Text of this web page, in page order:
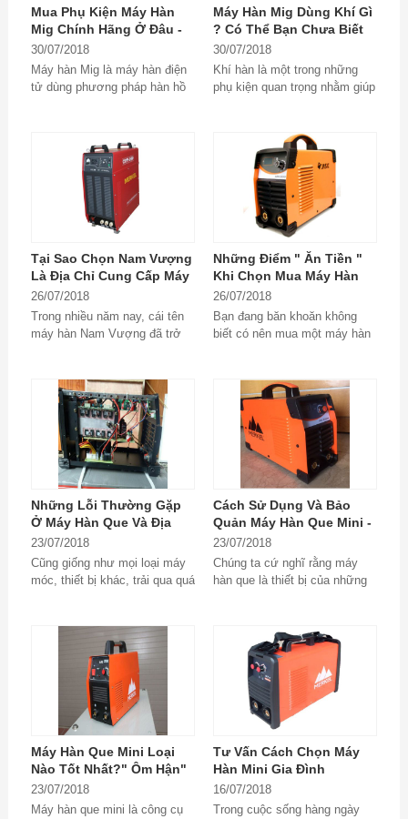
Mua Phụ Kiện Máy Hàn
Mig Chính Hãng Ở Đâu -
Mất Tiền Oan Vì Không
Biết Sớm
30/07/2018
Máy hàn Mig là máy hàn điện
tử dùng phương pháp hàn hồ
Máy Hàn Mig Dùng Khí Gì
? Có Thể Bạn Chưa Biết
30/07/2018
Khí hàn là một trong những
phụ kiện quan trọng nhằm giúp
Tại Sao Chọn Nam Vượng
Là Địa Chỉ Cung Cấp Máy
Hàn Mini Cũ Uy Tín?
26/07/2018
Trong nhiều năm nay, cái tên
máy hàn Nam Vượng đã trở
Những Điểm " Ăn Tiền "
Khi Chọn Mua Máy Hàn
Mini Cũ
26/07/2018
Bạn đang băn khoăn không
biết có nên mua một máy hàn
Những Lỗi Thường Gặp
Ở Máy Hàn Que Và Địa
Chỉ Sửa Chữa Máy Hàn
Que Tin Cậy
23/07/2018
Cũng giống như mọi loại máy
móc, thiết bị khác, trải qua quá
Cách Sử Dụng Và Bảo
Quản Máy Hàn Que Mini -
Bí Kíp Của Thợ Lành
Nghề
23/07/2018
Chúng ta cứ nghĩ rằng máy
hàn que là thiết bị của những
Máy Hàn Que Mini Loại
Nào Tốt Nhất?" Ôm Hận"
Vì Không Biết Điều Này
Sớm Hơn
23/07/2018
Máy hàn que mini là công cụ
Tư Vấn Cách Chọn Máy
Hàn Mini Gia Đình
16/07/2018
Trong cuộc sống hàng ngày